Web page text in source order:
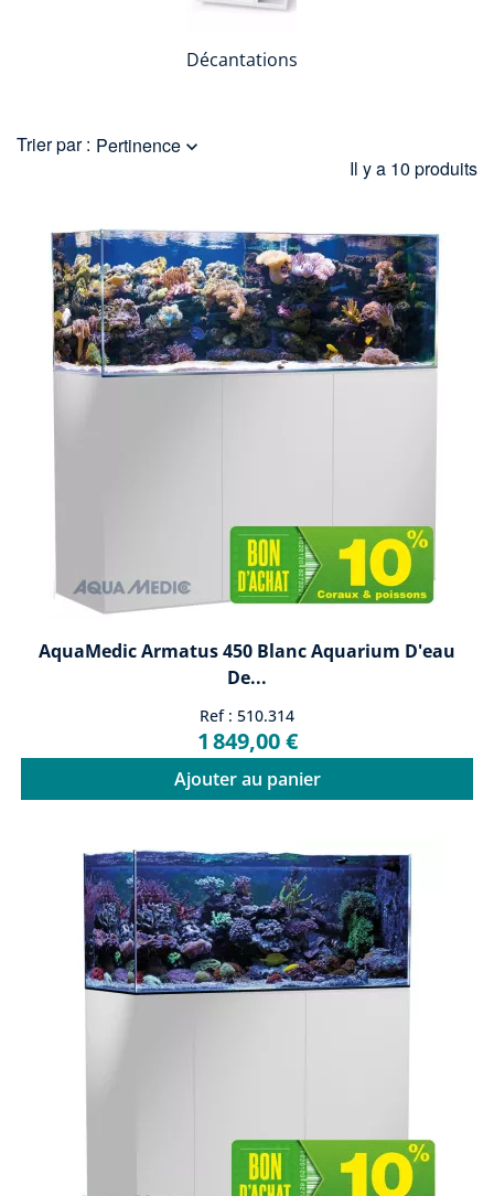
Décantations
Trier par : Pertinence 
Il y a 10 produits
AquaMedic Armatus 450 Blanc Aquarium D'eau
De...
Ref : 510.314
1 849,00 €
Ajouter au panier